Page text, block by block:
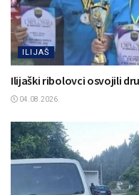
ILIJAŠ
Ilijaški ribolovci osvojili
04.08.2026.